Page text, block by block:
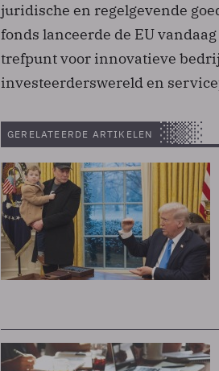
juridische en regelgevende
fonds lanceerde de EU
trefpunt voor innovatieve
investeerderswereld en
GERELATEERDE ARTIKELEN